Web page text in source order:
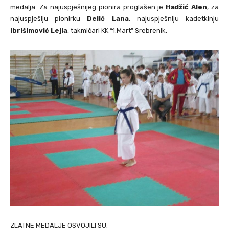
medalja. Za najuspješnijeg pionira proglašen je Hadžić Alen, za
najuspješiju pionirku Delić Lana, najuspješniju kadetkinju
Ibrišimović Lejla, takmičari KK “1.Mart” Srebrenik.
ZLATNE MEDALJE OSVOJILI SU: